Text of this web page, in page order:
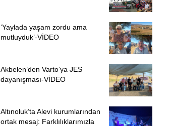
‘Yaylada yaşam zordu ama
mutluyduk’-VİDEO
Akbelen’den Varto’ya JES
dayanışması-VİDEO
Altınoluk’ta Alevi kurumlarından
ortak mesaj: Farklılıklarımızla